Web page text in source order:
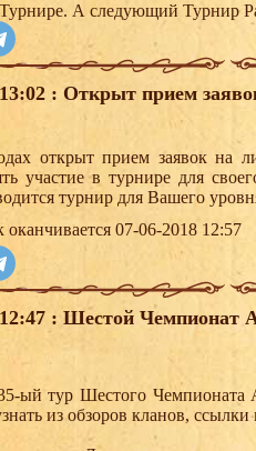
Турнире. А следующий Турнир
13:02 : Открыт прием
открыт прием заявок на
участие в турнире для
турнир для Вашего
оканчивается 07-06-2018 12:57
: Шестой Чемпионат
ый тур Шестого
из обзоров кланов,